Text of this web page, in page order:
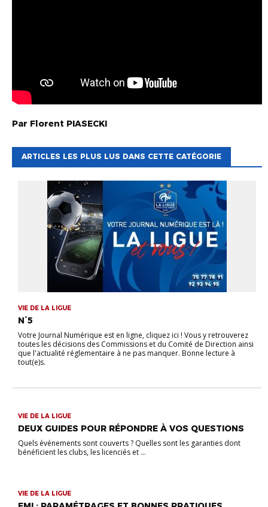
Par Florent PIASECKI
ARTICLES LES PLUS LUS DANS CETTE CATÉGORIE
VIE DE LA LIGUE
N°5
Votre Journal Numérique est en ligne, cliquez ici ! Vous y retrouverez
toutes les décisions des Commissions et du Comité de Direction ainsi
que l'actualité réglementaire à ne pas manquer. Bonne lecture à
tout(e)s.
VIE DE LA LIGUE
DEUX GUIDES POUR RÉPONDRE À VOS QUESTIONS
Quels événements sont couverts ? Quelles sont les garanties dont
bénéficient les clubs, les licenciés et ...
VIE DE LA LIGUE